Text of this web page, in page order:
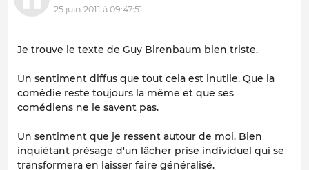
25 juin 2011 à 09:47:51
Je trouve le texte de Guy Birenbaum bien triste.
Un sentiment diffus que tout cela est inutile. Que la
comédie reste toujours la même et que ses
comédiens ne le savent pas.
Un sentiment que je ressent autour de moi. Bien
inquiétant présage d'un lâcher prise individuel qui se
transformera en laisser faire généralisé.